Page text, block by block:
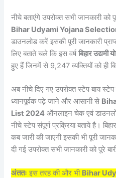
नीचे बताएंगे उपरोक्त सभी जानकारी
Bihar Udyami Yojana
डाउनलोड करें इसकी पूरी जानकारी
लिए बताते चले कि इस वर्षबिहार
हुए हैं जिनमें से 9,247 व्यक्तियों को ही
अब नीचे दिए गए उपरोक्त स्टेप बाय स्टेप
ध्यानपूर्वक पढ़े जाने और आसानी से
List 2024 ऑनलाइन चेक एवं
नीचे स्टेप संपूर्ण प्रक्रिया बताये है।
कब जारी की जाएगी इसकी भी पूरी
दी गई उपरोक्त सभी जानकारी को पूरे
अंततः इस तरह की और भी Bihar